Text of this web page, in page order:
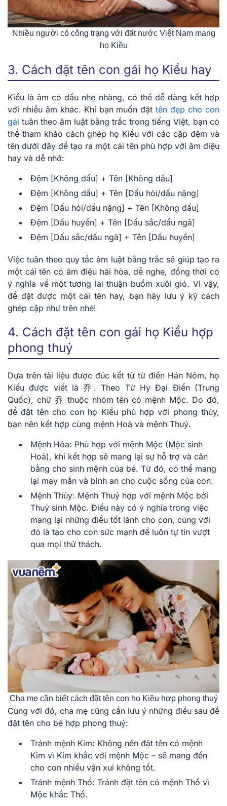
Nhiều người có công trạng với đất nước Việt Nam mang
họ Kiều
3. Cách đặt tên con gái họ Kiều hay
Kiều là âm có dấu nhẹ nhàng, có thể dễ dàng kết hợp
với nhiều âm khác. Khi bạn muốn đặttên đẹp cho con
gái tuân theo âm luật bằng trắc trong tiếng Việt, bạn có
thể tham khảo cách ghép họ Kiều với các cặp đệm và
tên dưới đây để tạo ra một cái tên phù hợp với âm điệu
hay và dễ nhớ:
Đệm [Không dấu] + Tên [Không dấu]
Đệm [Không dấu] + Tên [Dấu hỏi/dấu nặng]
Đệm [Dấu hỏi/dấu nặng] + Tên [Không dấu]
Đệm [Dấu huyền] + Tên [Dấu sắc/dấu ngã]
Đệm [Dấu sắc/dấu ngã] + Tên [Dấu huyền]
Việc tuân theo quy tắc âm luật bằng trắc sẽ giúp tạo ra
một cái tên có âm điệu hài hòa, dễ nghe, đồng thời có
ý nghĩa về một tương lai thuận buồm xuôi gió. Vì vậy,
để đặt được một cái tên hay, bạn hãy lưu ý kỹ cách
ghép cặp như trên nhé!
4. Cách đặt tên con gái họ Kiều hợp
phong thuỷ
Dựa trên tài liệu được đúc kết từ từ điển Hán Nôm, họ
Kiều được viết là 乔. Theo Từ Hy Đại Điển (Trung
Quốc), chữ 乔 thuộc nhóm tên có mệnh Mộc. Do đó,
để đặt tên cho con họ Kiều phù hợp với phong thủy,
bạn nên kết hợp cùng mệnh Hoả và mệnh Thuỷ.
Mệnh Hỏa: Phù hợp với mệnh Mộc (Mộc sinh
Hoả), khi kết hợp sẽ mang lại sự hỗ trợ và cân
bằng cho sinh mệnh của bé. Từ đó, có thể mang
lại may mắn và bình an cho cuộc sống của con.
Mệnh Thủy: Mệnh Thuỷ hợp với mệnh Mộc bởi
Thuỷ sinh Mộc. Điều này có ý nghĩa trong việc
mang lại những điều tốt lành cho con, cùng với
đó là tạo cho con sức mạnh để luôn tự tin vượt
qua mọi thử thách.
Cha mẹ cần biết cách đặt tên con họ Kiều hợp phong thuỷ
Cùng với đó, cha mẹ cũng cần lưu ý những điều sau để
đặt tên cho bé hợp phong thuỷ:
Tránh mệnh Kim: Không nên đặt tên có mệnh
Kim vì Kim khắc với mệnh Mộc – sẽ mang đến
cho con nhiều vận xui không tốt.
Tránh mệnh Thổ: Tránh đặt tên có mệnh Thổ vì
Mộc khắc Thổ.